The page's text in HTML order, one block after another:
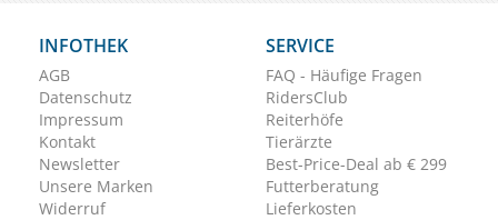
INFOTHEK
AGB
Datenschutz
Impressum
Kontakt
Newsletter
Unsere Marken
Widerruf
SERVICE
FAQ - Häufige Fragen
RidersClub
Reiterhöfe
Tierärzte
Best-Price-Deal ab € 299
Futterberatung
Lieferkosten